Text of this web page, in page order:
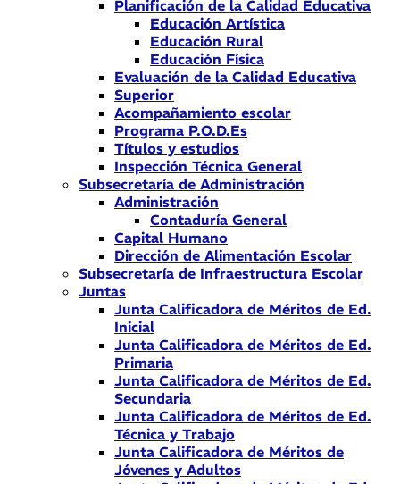
Planificación de la Calidad Educativa
Educación Artística
Educación Rural
Educación Física
Evaluación de la Calidad Educativa
Superior
Acompañamiento escolar
Programa P.O.D.Es
Títulos y estudios
Inspección Técnica General
Subsecretaría de Administración
Administración
Contaduría General
Capital Humano
Dirección de Alimentación Escolar
Subsecretaría de Infraestructura Escolar
Juntas
Junta Calificadora de Méritos de Ed.
Inicial
Junta Calificadora de Méritos de Ed.
Primaria
Junta Calificadora de Méritos de Ed.
Secundaria
Junta Calificadora de Méritos de Ed.
Técnica y Trabajo
Junta Calificadora de Méritos de
Jóvenes y Adultos